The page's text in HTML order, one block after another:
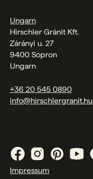
Ungarn
Hirschler Gránit Kft.
Zárányi u. 27
9400 Sopron
Ungarn
+36 20 545 0890
info@hirschlergranit.hu
Impressum